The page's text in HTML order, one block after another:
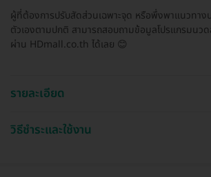
ผู้ที่ต้องการปรับสัดส่วนเฉพาะจุด หรือพึ่งพาแนวทาง
ตัวเองตามปกติ สามารถสอบถามข้อมูลโปรแกรมนว
ผ่าน HDmall.co.th ได้เลย 😊
รายละเอียด
วิธีชำระและใช้งาน